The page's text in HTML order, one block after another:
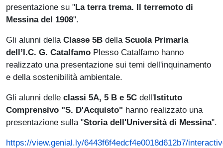
presentazione su "La terra trema. Il terremoto di
Messina del 1908".
Gli alunni della Classe 5B della Scuola Primaria
dell’I.C. G. Catalfamo Plesso Catalfamo hanno
realizzato una presentazione sui temi dell'inquinamento
e della sostenibilità ambientale.
Gli alunni delle classi 5A, 5 B e 5C dell'Istituto
Comprensivo "S. D'Acquisto" hanno realizzato una
presentazione sulla "Storia dell'Università di Messina".
https://view.genial.ly/6443f6f4edcf4e0018d612b7/